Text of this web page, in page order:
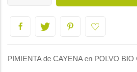
PIMIENTA de CAYENA en POLVO BIO